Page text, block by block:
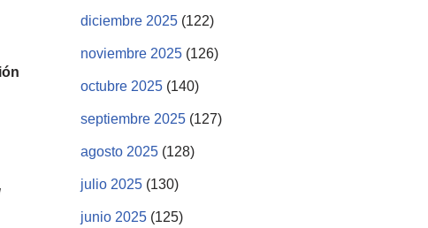
diciembre 2025 (122)
noviembre 2025 (126)
octubre 2025 (140)
septiembre 2025 (127)
agosto 2025 (128)
julio 2025 (130)
junio 2025 (125)